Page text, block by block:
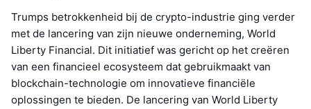
Trumps betrokkenheid bij de crypto-industrie ging verder
met de lancering van zijn nieuwe onderneming, World
Liberty Financial. Dit initiatief was gericht op het creëren
van een financieel ecosysteem dat gebruikmaakt van
blockchain-technologie om innovatieve financiële
oplossingen te bieden. De lancering van World Liberty